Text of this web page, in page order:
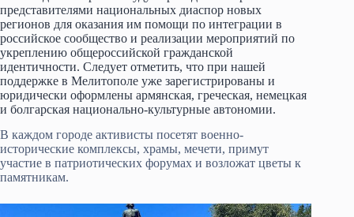
представителями национальных диаспор новых
регионов для оказания им помощи по интеграции в
российское сообщество и реализации мероприятий по
укреплению общероссийской гражданской
идентичности. Следует отметить, что при нашей
поддержке в Мелитополе уже зарегистрированы и
юридически оформлены армянская, греческая, немецкая
и болгарская национально-культурные автономии.
В каждом городе активисты посетят военно-
исторические комплексы, храмы, мечети, примут
участие в патриотических форумах и возложат цветы к
памятникам.